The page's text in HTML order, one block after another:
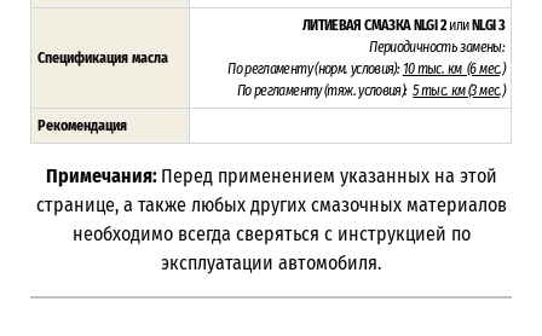
Спецификация масла
ЛИТИЕВАЯ СМАЗКА NLGI 2или NLGI 3
Периодичность замены:
По регламенту (норм. условия): 10 тыс. км (6 мес.)
По регламенту (тяж. условия): 5тыс. км (3 мес.)
Рекомендация
Примечания: Перед применением указанных на этой
странице, а также любых других смазочных материалов
необходимо всегда сверяться с инструкцией по
эксплуатации автомобиля.